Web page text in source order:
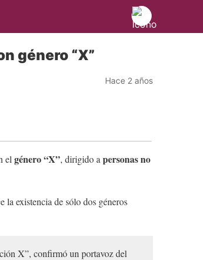
género “X”
Hace 2 años
el género “X”, dirigido a personas no
la existencia de sólo dos géneros
X”, confirmó un portavoz del